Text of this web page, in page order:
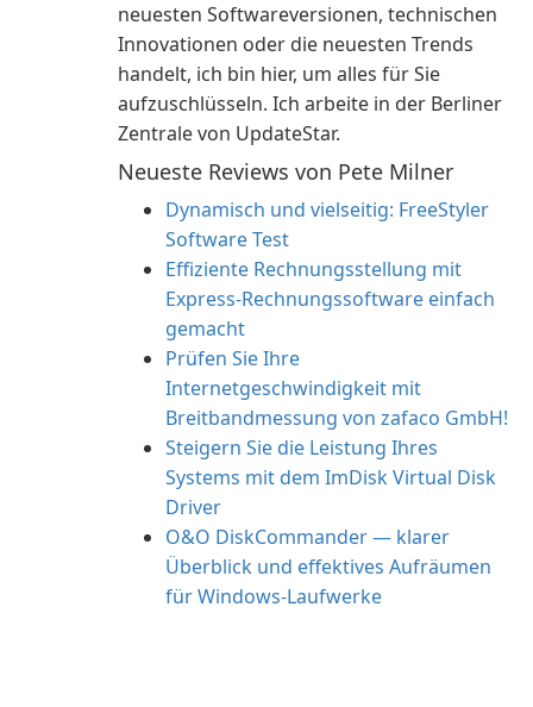
neuesten Softwareversionen, technischen
Innovationen oder die neuesten Trends
handelt, ich bin hier, um alles für Sie
aufzuschlüsseln. Ich arbeite in der Berliner
Zentrale von UpdateStar.
Neueste Reviews von Pete Milner
Dynamisch und vielseitig: FreeStyler
Software Test
Effiziente Rechnungsstellung mit
Express-Rechnungssoftware einfach
gemacht
Prüfen Sie Ihre
Internetgeschwindigkeit mit
Breitbandmessung von zafaco GmbH!
Steigern Sie die Leistung Ihres
Systems mit dem ImDisk Virtual Disk
Driver
O&O DiskCommander — klarer
Überblick und effektives Aufräumen
für Windows-Laufwerke